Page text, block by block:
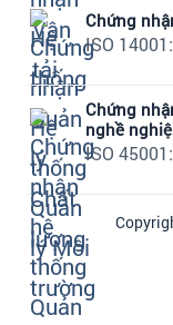
Chứng
ISO
Chứng
nghề
ISO